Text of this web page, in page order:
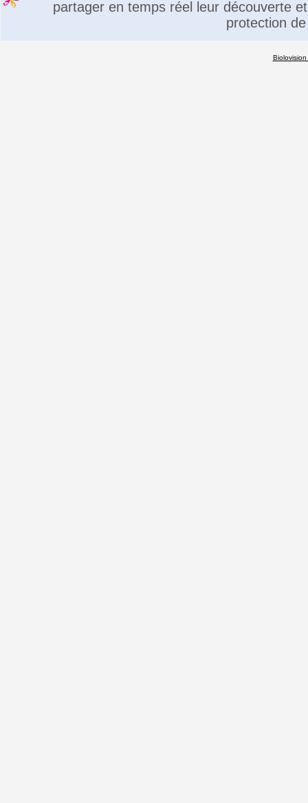
partager en temps réel leur découverte
protection
Biolovision